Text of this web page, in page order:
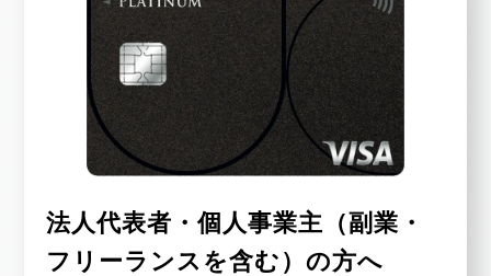
法人代表者・個人事業主（副業・
フリーランスを含む）の方へ